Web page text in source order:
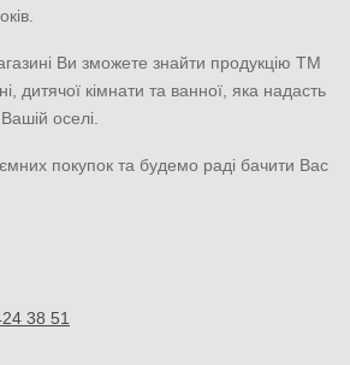
Ви зможете знайти продукцію ТМ
дитячої кімнати та ванної, яка надасть
оселі.
покупок та будемо раді бачити Вас
38 51